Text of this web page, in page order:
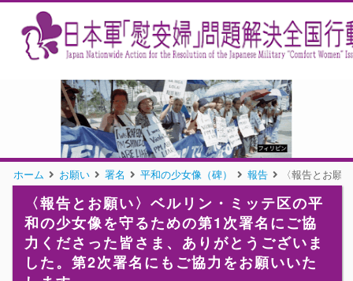
ホーム お願い 署名 平和の少女像（碑） 報告 〈報告とお願
〈報告とお願い〉ベルリン・ミッテ区の平
和の少女像を守るための第1次署名にご協
力くださった皆さま、ありがとうございま
した。第2次署名にもご協力をお願いいた